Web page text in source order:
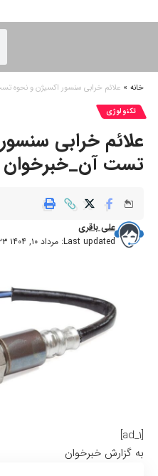
خانه » علائم خرابی سنسور اکسیژن و نحوه
تکنولوژی
علائم خرابی
تست آن_خبرخوان
Last updated: مرداد ۱۰, ۱۴۰۴ ۴:۲۳ ق٫ظ
علی باقری
[ad_1]
به گزارش خبرخوان